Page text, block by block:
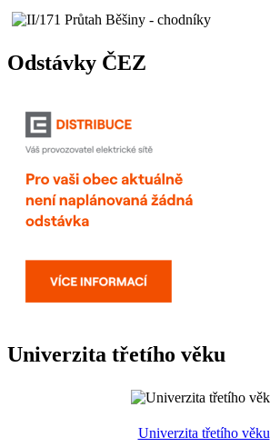
Odstávky ČEZ
Univerzita třetího věku
Univerzita třetího věku